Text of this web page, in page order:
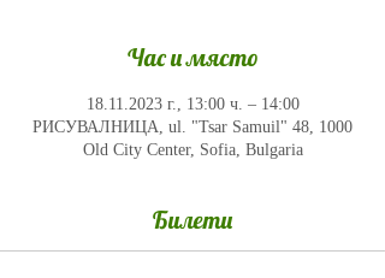
Час и място
18.11.2023 г., 13:00 ч. – 14:00
РИСУВАЛНИЦА, ul. "Tsar Samuil" 48, 1000
Old City Center, Sofia, Bulgaria
Билети